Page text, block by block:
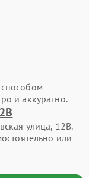
—
и аккуратно.
улица, 12В.
или